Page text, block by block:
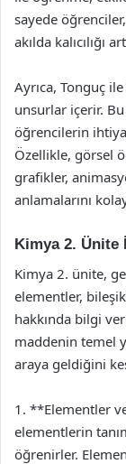
sayede
akılda kalıcılığı
Ayrıca, Tonguç
unsurlar içerir.
öğrencilerin
Özellikle, görsel
grafikler,
anlamalarını
Kimya 2. Ünite
Kimya 2. ünite,
elementler,
hakkında bilgi
maddenin temel
araya geldiğini
1. **Elementler
elementlerin
öğrenirler.